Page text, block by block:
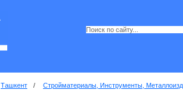
Ташкент / Стройматериалы, Инструменты,